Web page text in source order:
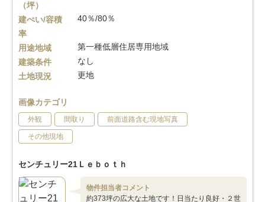
（坪）
建ぺい/容積
率
40％/80％
用途地域
第一種低層住居専用地域
建築条件
なし
土地現況
更地
画像カテゴリ
外観 間取り 前面道路含む現地写真
その他現地
センチュリー21Ｌｅｂｏｔｈ
物件担当者コメント
約373坪の広大な土地です！日当たり良好・２世